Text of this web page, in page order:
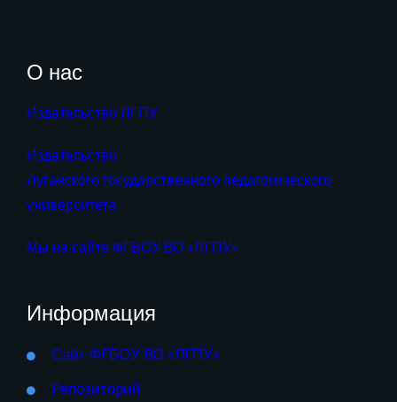
О нас
Издательство ЛГПУ
Издательство
Луганского государственного педагогического
университета
Мы на сайте ФГБОУ ВО «ЛГПУ»
Информация
Сайт ФГБОУ ВО «ЛГПУ»
Репозиторий